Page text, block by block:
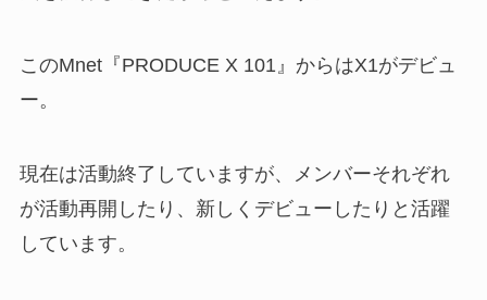
このMnet『PRODUCE X 101』からはX1がデビュ
ー。
現在は活動終了していますが、メンバーそれぞれ
が活動再開したり、新しくデビューしたりと活躍
しています。